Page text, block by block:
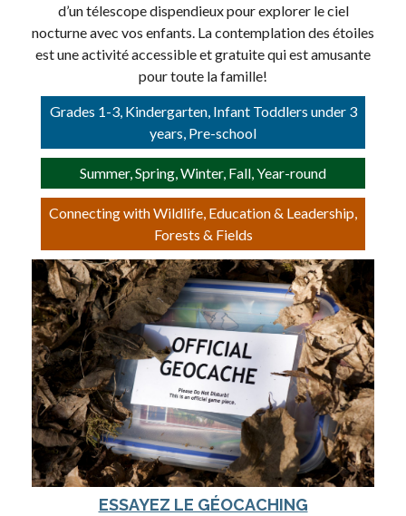
d’un télescope dispendieux pour explorer le ciel
nocturne avec vos enfants. La contemplation des étoiles
est une activité accessible et gratuite qui est amusante
pour toute la famille!
Grades 1-3, Kindergarten, Infant Toddlers under 3
years, Pre-school
Summer, Spring, Winter, Fall, Year-round
Connecting with Wildlife, Education & Leadership,
Forests & Fields
ESSAYEZ LE GÉOCACHING